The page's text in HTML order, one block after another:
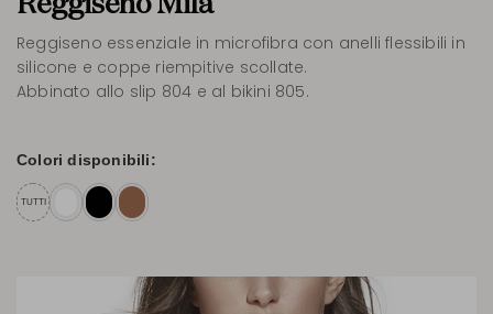
Reggiseno essenziale in microfibra con anelli flessibili in
silicone e coppe riempitive scollate.
Abbinato allo slip 804 e al bikini 805.
Colori disponibili:
TUTTI